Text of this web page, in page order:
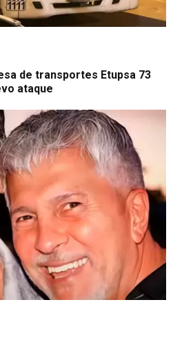
de transportes Etupsa 73
ataque